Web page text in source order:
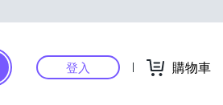
登入 購物車